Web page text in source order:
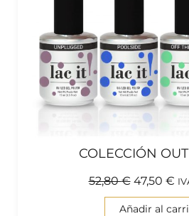
COLECCIÓN
52,80€ 47,50 €
Añadir al